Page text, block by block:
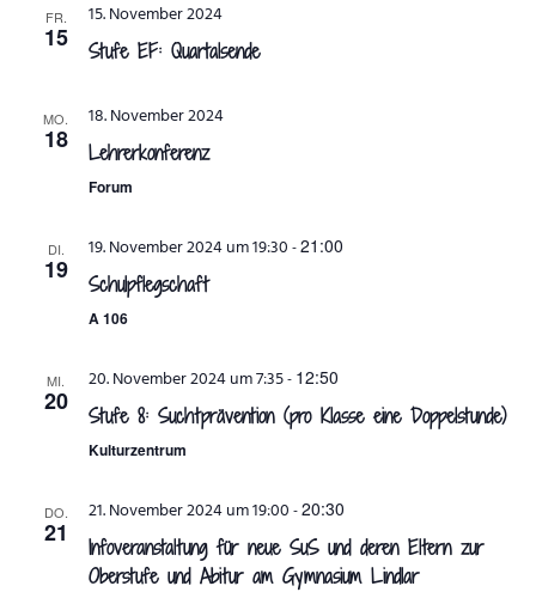
EHEMALIGE
KONZEPTE
UNTERRICHTSZEITEN
FORMULARE
GRUNDSCHÜLER
KONTAKT
FR.
15
15. November 2024
Stufe EF: Quartalsende
MO.
18
18. November 2024
Lehrerkonferenz
Forum
DI.
19
19. November 2024 um 19:30 -21:00
Schulpflegschaft
A 106
MI.
20
20. November 2024 um 7:35- 12:50
Stufe 8: Suchtprävention (pro Klasse eine Doppelstunde)
Kulturzentrum
DO.
21
21. November 2024 um 19:00 -20:30
Infoveranstaltung für neue SuS und deren Eltern zur
Oberstufe und Abitur am Gymnasium Lindlar